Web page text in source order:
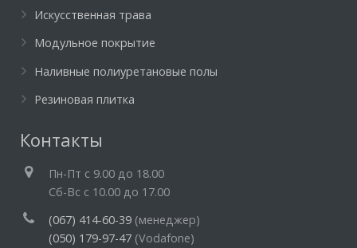
Искусственная трава
Модульное покрытие
Наливные полиуретановые полы
Резиновая плитка
Контакты
Пн-Пт c 9.00 до 18.00
Cб-Вс с 10.00 до 17.00
(067) 414-60-39 (менеджер)
(050) 179-97-47 (Vodafone)